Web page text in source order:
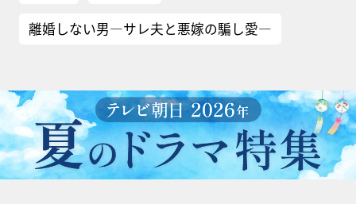
離婚しない男―サレ夫と悪嫁の騙し愛―